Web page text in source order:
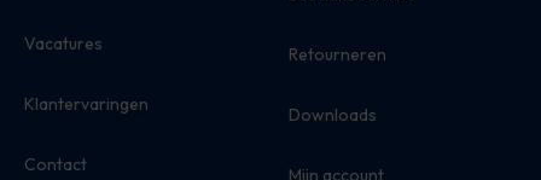
Vacatures
Klantervaringen
Contact
Retourneren
Downloads